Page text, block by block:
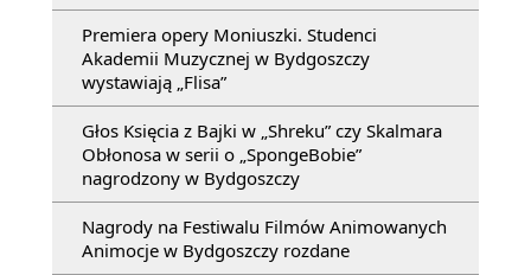
Premiera opery Moniuszki. Studenci
Akademii Muzycznej w Bydgoszczy
wystawiają „Flisa”
Głos Księcia z Bajki w „Shreku” czy Skalmara
Obłonosa w serii o „SpongeBobie”
nagrodzony w Bydgoszczy
Nagrody na Festiwalu Filmów Animowanych
Animocje w Bydgoszczy rozdane